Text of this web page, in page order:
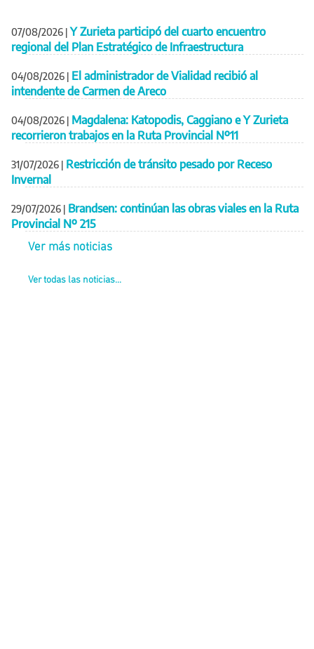
07/08/2026 | Y Zurieta participó del cuarto encuentro
regional del Plan Estratégico de Infraestructura
04/08/2026 | El administrador de Vialidad recibió al
intendente de Carmen de Areco
04/08/2026 | Magdalena: Katopodis, Caggiano e Y Zurieta
recorrieron trabajos en la Ruta Provincial Nº11
31/07/2026 | Restricción de tránsito pesado por Receso
Invernal
29/07/2026 | Brandsen: continúan las obras viales en la Ruta
Provincial Nº 215
Ver más noticias
Ver todas las noticias...